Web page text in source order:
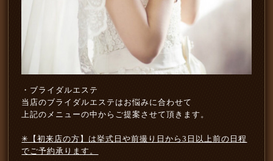
・ブライダルエステ
当店のブライダルエステはお悩みに合わせて
上記のメニューの中からご提案させて頂きます。
✳︎【初来店の方】は挙式日や前撮り日から3日以上前の日程
でご予約承ります。